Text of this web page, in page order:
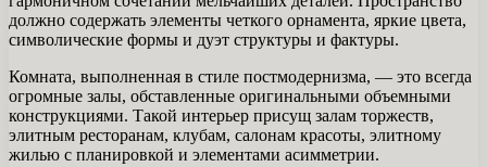
должно содержать элементы четкого орнамента, яркие цвета,
символические формы и дуэт структуры и фактуры.
Комната, выполненная в стиле постмодернизма, — это всегда
огромные залы, обставленные оригинальными объемными
конструкциями. Такой интерьер присущ залам торжеств,
элитным ресторанам, клубам, салонам красоты, элитному
жилью с планировкой и элементами асимметрии.